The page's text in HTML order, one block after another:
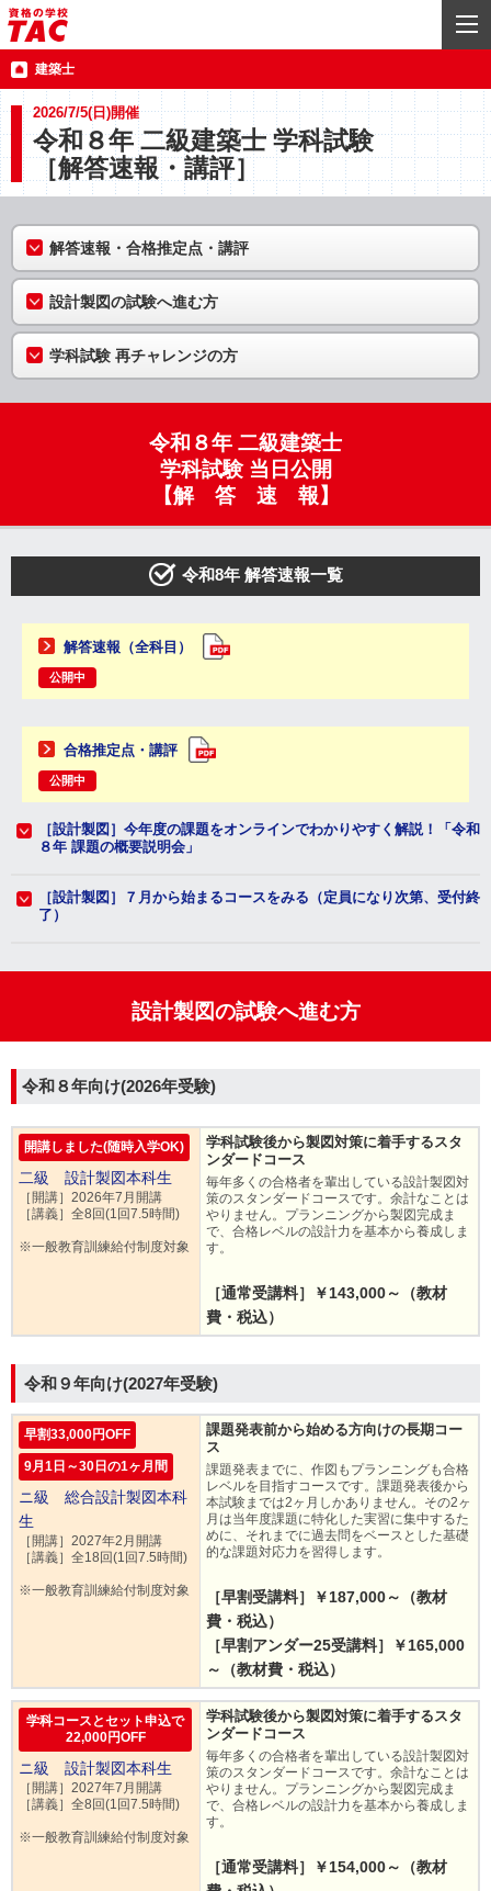
建築士
2026/7/5(日)開催
令和８年 二級建築士 学科試験
［解答速報・講評］
解答速報・合格推定点・講評
設計製図の試験へ進む方
学科試験 再チャレンジの方
令和８年 二級建築士
学科試験 当日公開
【解 答 速 報】
令和8年 解答速報一覧
解答速報（全科目）
公開中
合格推定点・講評
公開中
［設計製図］今年度の課題をオンラインでわかりやすく解説！「令和
８年 課題の概要説明会」
［設計製図］７月から始まるコースをみる（定員になり次第、受付終
了）
設計製図の試験へ進む方
令和８年向け(2026年受験)
開講しました(随時入学OK)
二級 設計製図本科生
［開講］2026年7月開講
［講義］全8回(1回7.5時間)
※一般教育訓練給付制度対象
学科試験後から製図対策に着手するスタ
ンダードコース
毎年多くの合格者を輩出している設計製図対
策のスタンダードコースです。余計なことは
やりません。プランニングから製図完成ま
で、合格レベルの設計力を基本から養成しま
す。
［通常受講料］￥143,000～（教材
費・税込）
令和９年向け(2027年受験)
早割33,000円OFF
9月1日～30日の1ヶ月間
ニ級 総合設計製図本科
生
［開講］2027年2月開講
［講義］全18回(1回7.5時間)
※一般教育訓練給付制度対象
課題発表前から始める方向けの長期コー
ス
課題発表までに、作図もプランニングも合格
レベルを目指すコースです。課題発表後から
本試験までは2ヶ月しかありません。その2ヶ
月は当年度課題に特化した実習に集中するた
めに、それまでに過去問をベースとした基礎
的な課題対応力を習得します。
［早割受講料］￥187,000～（教材
費・税込）
［早割アンダー25受講料］￥165,000
～（教材費・税込）
学科コースとセット申込で
22,000円OFF
ニ級 設計製図本科生
［開講］2027年7月開講
［講義］全8回(1回7.5時間)
※一般教育訓練給付制度対象
学科試験後から製図対策に着手するスタ
ンダードコース
毎年多くの合格者を輩出している設計製図対
策のスタンダードコースです。余計なことは
やりません。プランニングから製図完成ま
で、合格レベルの設計力を基本から養成しま
す。
［通常受講料］￥154,000～（教材